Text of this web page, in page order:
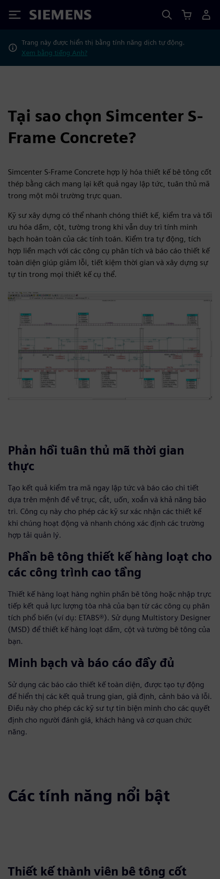
Siemens
Trang này được hiển thị bằng tính năng dịch tự động.
Xem bằng tiếng Anh?
Tại sao chọn Simcenter S-
Frame Concrete?
Simcenter S-Frame Concrete hợp lý hóa thiết kế bê tông cốt
thép bằng cách mang lại kết quả ngay lập tức, tuân thủ mã
trong một môi trường trực quan.
Kỹ sư xây dựng có thể nhanh chóng thiết kế, kiểm tra và tối
ưu hóa dầm, cột, tường trong khi vẫn duy trì tính minh
bạch hoàn toàn của các tính toán. Kiểm tra tự động, tích
hợp liền mạch với các công cụ phân tích và báo cáo thiết kế
toàn diện giúp giảm lỗi, tiết kiệm thời gian và xây dựng sự
tự tin trong mọi thiết kế cụ thể.
Phản hồi tuân thủ mã thời gian
thực
Tạo kết quả kiểm tra mã ngay lập tức và báo cáo chi tiết
dựa trên mệnh đề về trục, cắt, uốn, xoắn và khả năng bảo
trì. Công cụ này cho phép các kỹ sư xác nhận các thiết kế
khi chúng hoạt động và nhanh chóng xác định các trường
hợp tải quản lý.
Phần bê tông thiết kế hàng loạt cho
các công trình cao tầng
Thiết kế hàng loạt hàng nghìn phần bê tông hoặc nhập trực
tiếp kết quả lực lượng tòa nhà của bạn từ các công cụ phân
tích phổ biến (ví dụ: ETABS®). Sử dụng Multistory Designer
(MSD) để thiết kế hàng loạt dầm, cột và tường bê tông của
bạn.
Minh bạch và báo cáo đầy đủ
Sử dụng các báo cáo thiết kế toàn diện, được tạo tự động
để hiển thị các kết quả trung gian, giả định, cảnh báo và lỗi.
Điều này cho phép các kỹ sư tự tin biện minh cho các quyết
định cho người đánh giá, khách hàng và cơ quan chức
năng.
Các tính năng nổi bật
Thiết kế thành viên bê tông cốt